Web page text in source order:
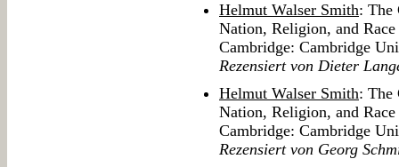
Helmut Walser Smith: The
Nation, Religion, and
Cambridge: Cambridge
Rezensiert von Dieter
Helmut Walser Smith: The
Nation, Religion, and
Cambridge: Cambridge
Rezensiert von Georg